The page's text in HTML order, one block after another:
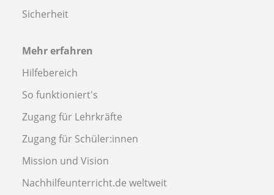
Sicherheit
Mehr erfahren
Hilfebereich
So funktioniert's
Zugang für Lehrkräfte
Zugang für Schüler:innen
Mission und Vision
Nachhilfeunterricht.de weltweit